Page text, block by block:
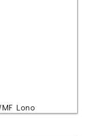
Lono